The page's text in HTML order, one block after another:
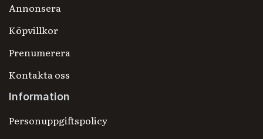
Annonsera
Köpvillkor
Prenumerera
Kontakta oss
Information
Personuppgiftspolicy